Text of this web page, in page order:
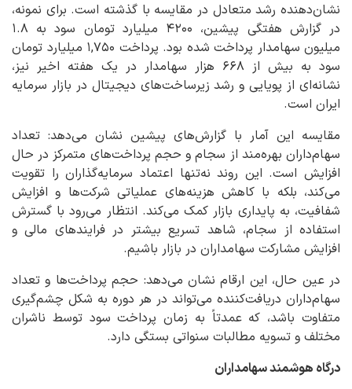
نشان‌دهنده رشد متعادل در مقایسه با گذشته است. برای نمونه،
در گزارش هفتگی پیشین، ۴۲۰۰ میلیارد تومان سود به ۱.۸
میلیون سهامدار پرداخت شده بود. پرداخت ۱,۷۵۰ میلیارد تومان
سود به بیش از ۶۶۸ هزار سهامدار در یک هفته اخیر نیز،
نشانه‌ای از پویایی و رشد زیرساخت‌های دیجیتال در بازار سرمایه
ایران است.
مقایسه این آمار با گزارش‌های پیشین نشان می‌دهد: تعداد
سهام‌داران بهره‌مند از سجام و حجم پرداخت‌های متمرکز در حال
افزایش است. این روند نه‌تنها اعتماد سرمایه‌گذاران را تقویت
می‌کند، بلکه با کاهش هزینه‌های عملیاتی شرکت‌ها و افزایش
شفافیت، به پایداری بازار کمک می‌کند. انتظار می‌رود با گسترش
استفاده از سجام، شاهد تسریع بیشتر در فرایندهای مالی و
افزایش مشارکت سهامداران در بازار باشیم.
در عین حال، این ارقام نشان می‌دهد: حجم پرداخت‌ها و تعداد
سهام‌داران دریافت‌کننده می‌تواند در هر دوره به شکل چشم‌گیری
متفاوت باشد، که عمدتاً به زمان پرداخت سود توسط ناشران
مختلف و تسویه مطالبات سنواتی بستگی دارد.
درگاه هوشمند سهامداران